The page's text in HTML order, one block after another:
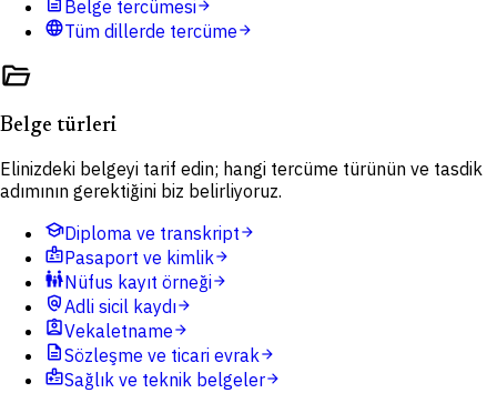
Belge tercümesiarrow_forward
languageTüm dillerde tercümearrow_forward
folder_open
Belge türleri
Elinizdeki belgeyi tarif edin; hangi tercüme türünün ve tasdik
adımının gerektiğini biz belirliyoruz.
schoolDiploma ve transkriptarrow_forward
badgePasaport ve kimlikarrow_forward
family_restroomNüfus kayıt örneğiarrow_forward
policyAdli sicil kaydıarrow_forward
assignment_indVekaletnamearrow_forward
descriptionSözleşme ve ticari evrakarrow_forward
medical_informationSağlık ve teknik belgelerarrow_forward